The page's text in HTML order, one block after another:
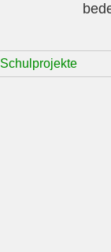
Schulprojekte